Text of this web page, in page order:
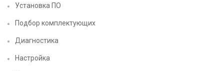
Установка ПО
Подбор комплектующих
Диагностика
Настройка